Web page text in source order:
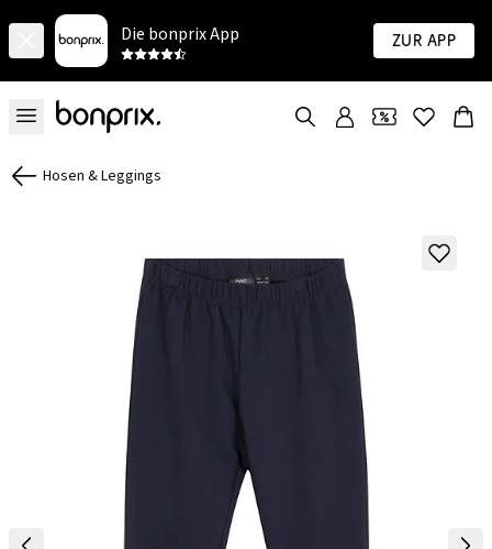
Die bonprix App Zur App
Hosen & Leggings